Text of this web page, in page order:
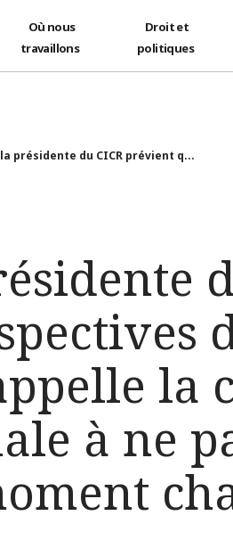
Où nous
travaillons
Droit et
politiques
présidente du CICR prévient q...
la
à ne